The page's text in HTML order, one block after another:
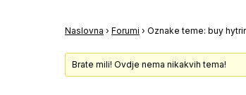
Naslovna › Forumi › Oznake teme: buy
Brate mili! Ovdje nema nikakvih tema!